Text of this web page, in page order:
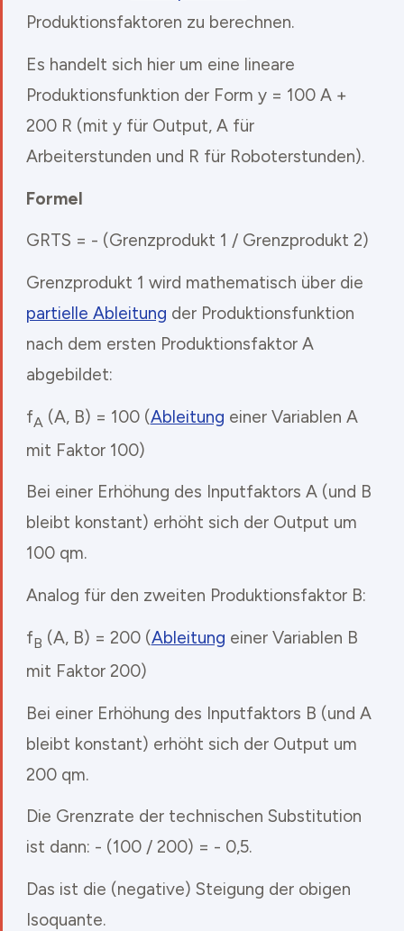
Produktionsfaktoren zu berechnen.
Es handelt sich hier um eine lineare
Produktionsfunktion der Form y = 100 A +
200 R (mit y für Output, A für
Arbeiterstunden und R für Roboterstunden).
Formel
GRTS = - (Grenzprodukt 1 / Grenzprodukt 2)
Grenzprodukt 1 wird mathematisch über die
partielle Ableitung der Produktionsfunktion
nach dem ersten Produktionsfaktor A
abgebildet:
fA (A, B) = 100 (Ableitung einer Variablen A
mit Faktor 100)
Bei einer Erhöhung des Inputfaktors A (und B
bleibt konstant) erhöht sich der Output um
100 qm.
Analog für den zweiten Produktionsfaktor B:
fB (A, B) = 200 (Ableitung einer Variablen B
mit Faktor 200)
Bei einer Erhöhung des Inputfaktors B (und A
bleibt konstant) erhöht sich der Output um
200 qm.
Die Grenzrate der technischen Substitution
ist dann: - (100 / 200) = - 0,5.
Das ist die (negative) Steigung der obigen
Isoquante.